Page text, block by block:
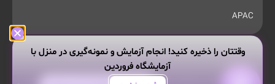
APAC
وقتتان را ذخیره کنید! انجام آزمایش و نمونه‌گیری در منزل با
آزمایشگاه فروردین